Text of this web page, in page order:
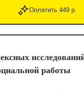
Оплатить 449 р.
работы